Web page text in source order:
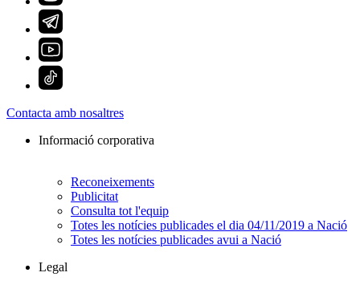
Contacta amb nosaltres
Informació corporativa
Reconeixements
Publicitat
Consulta tot l'equip
Totes les notícies publicades el dia 04/11/2019 a Nació
Totes les notícies publicades avui a Nació
Legal